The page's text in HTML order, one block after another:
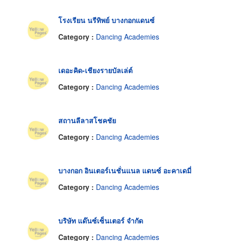
โรงเรียน นรีทิพย์ บางกอกแดนซ์
Category : Dancing Academies
เดอะคิด-เชียงรายบัลเล่ต์
Category : Dancing Academies
สถานลีลาสโชคชัย
Category : Dancing Academies
บางกอก อินเตอร์เนชั่นแนล แดนซ์ อะคาเดมี่
Category : Dancing Academies
บริษัท แด๊นซ์เซ็นเตอร์ จำกัด
Category : Dancing Academies